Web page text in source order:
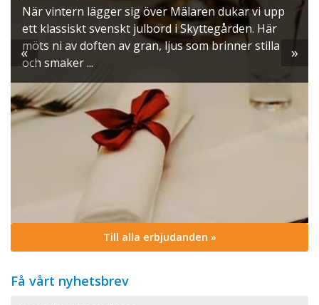
När vintern lägger sig över Mälaren dukar vi upp
ett klassiskt svenskt julbord i Skyttegården. Här
möts ni av doften av gran, ljus som brinner stilla
och smaker ...
« »
Till alla erbjudanden »
Få vårt nyhetsbrev